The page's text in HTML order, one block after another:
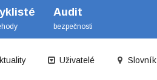
Audit
bezpečnosti
Uživatelé Slovník